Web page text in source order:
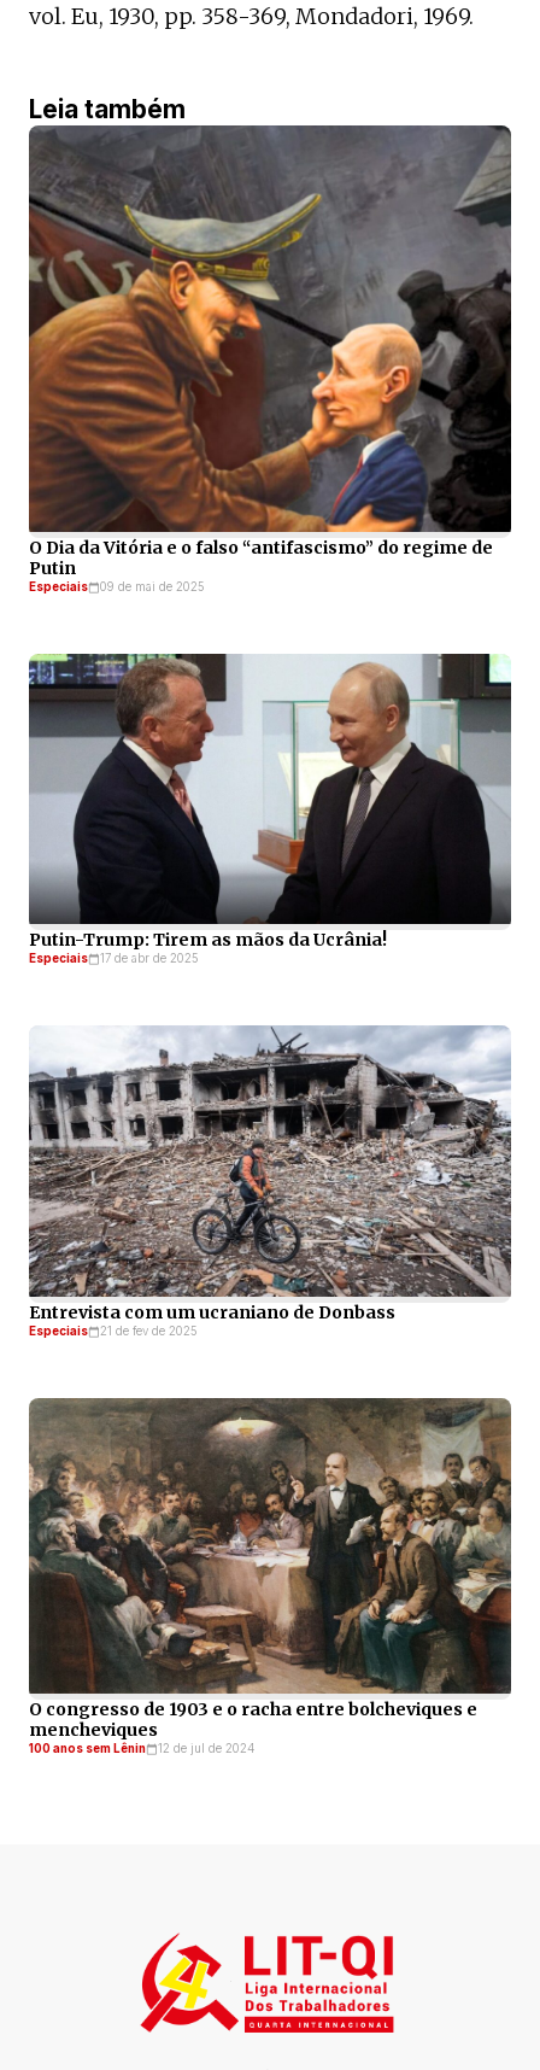
vol. Eu, 1930, pp. 358-369, Mondadori, 1969.
Leia também
O Dia da Vitória e o falso “antifascismo” do regime de
Putin
Especiais 09 de mai de 2025
Putin-Trump: Tirem as mãos da Ucrânia!
Especiais 17 de abr de 2025
Entrevista com um ucraniano de Donbass
Especiais 21 de fev de 2025
O congresso de 1903 e o racha entre bolcheviques e
mencheviques
100 anos sem Lênin 12 de jul de 2024